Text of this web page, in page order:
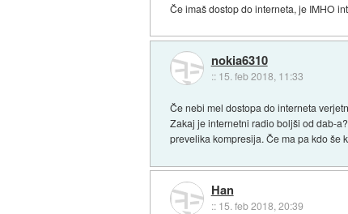
Če imaš dostop do interneta, je IMHO
nokia6310
:: 15. feb 2018, 11:33
Če nebi mel dostopa do interneta
Zakaj je internetni radio boljši od dab-
prevelika kompresija. Če ma pa kdo še
Han
:: 15. feb 2018, 20:39